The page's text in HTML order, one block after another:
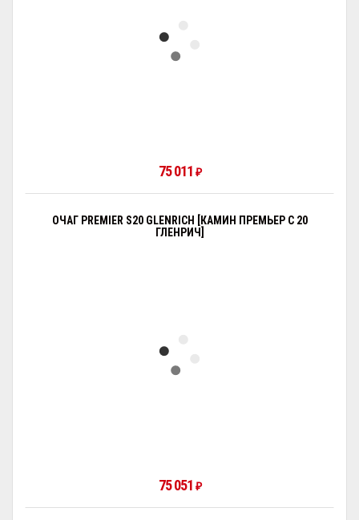
75 011 ₽
ОЧАГ PREMIER S20 GLENRICH [КАМИН ПРЕМЬЕР С 20
ГЛЕНРИЧ]
75 051 ₽